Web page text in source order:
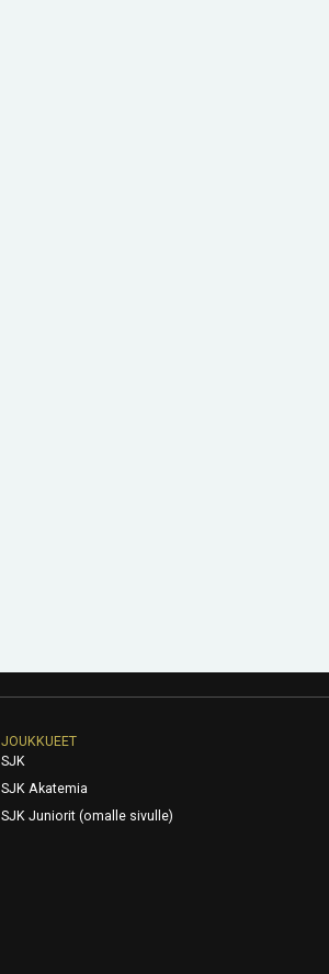
JOUKKUEET
SJK
SJK Akatemia
SJK Juniorit (omalle sivulle)